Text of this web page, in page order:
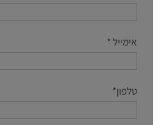
אימייל *
טלפון*